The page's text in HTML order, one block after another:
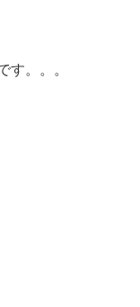
す。。。